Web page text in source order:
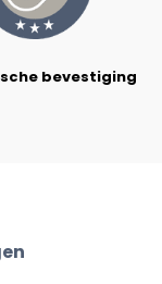
bevestiging